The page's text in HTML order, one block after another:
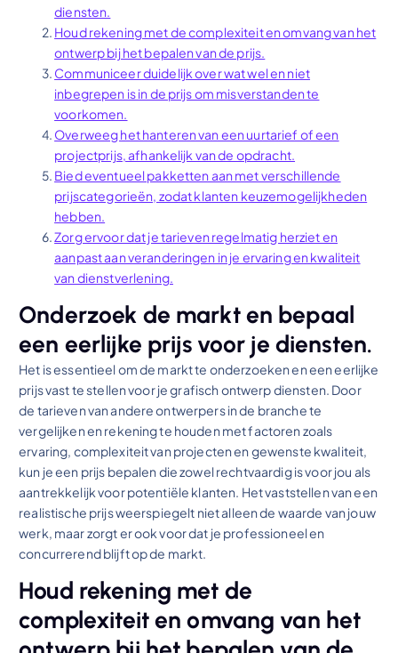
diensten.
Houd rekening met de complexiteit en omvang van het
ontwerp bij het bepalen van de prijs.
Communiceer duidelijk over wat wel en niet
inbegrepen is in de prijs om misverstanden te
voorkomen.
Overweeg het hanteren van een uurtarief of een
projectprijs, afhankelijk van de opdracht.
Bied eventueel pakketten aan met verschillende
prijscategorieën, zodat klanten keuzemogelijkheden
hebben.
Zorg ervoor dat je tarieven regelmatig herziet en
aanpast aan veranderingen in je ervaring en kwaliteit
van dienstverlening.
Onderzoek de markt en bepaal
een eerlijke prijs voor je diensten.
Het is essentieel om de markt te onderzoeken en een eerlijke
prijs vast te stellen voor je grafisch ontwerp diensten. Door
de tarieven van andere ontwerpers in de branche te
vergelijken en rekening te houden met factoren zoals
ervaring, complexiteit van projecten en gewenste kwaliteit,
kun je een prijs bepalen die zowel rechtvaardig is voor jou als
aantrekkelijk voor potentiële klanten. Het vaststellen van een
realistische prijs weerspiegelt niet alleen de waarde van jouw
werk, maar zorgt er ook voor dat je professioneel en
concurrerend blijft op de markt.
Houd rekening met de
complexiteit en omvang van het